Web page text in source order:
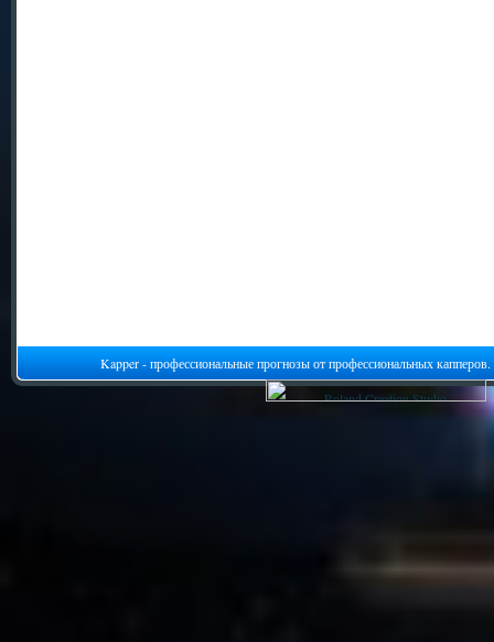
Kapper - профессиональные прогнозы от профессиональных